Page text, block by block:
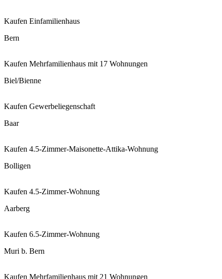
Kaufen Einfamilienhaus
Bern
Kaufen Mehrfamilienhaus mit 17 Wohnungen
Biel/Bienne
Kaufen Gewerbeliegenschaft
Baar
Kaufen 4.5-Zimmer-Maisonette-Attika-Wohnung
Bolligen
Kaufen 4.5-Zimmer-Wohnung
Aarberg
Kaufen 6.5-Zimmer-Wohnung
Muri b. Bern
Kaufen Mehrfamilienhaus mit 21 Wohnungen